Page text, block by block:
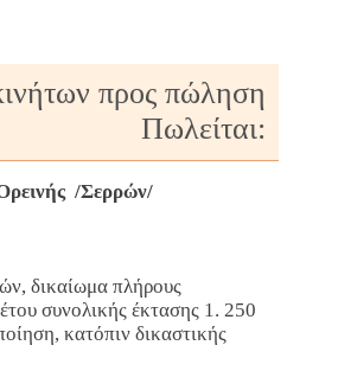
προς πώληση
Πωλείται:
/Σερρών/
δικαίωμα πλήρους
συνολικής έκτασης 1. 250
κατόπιν δικαστικής